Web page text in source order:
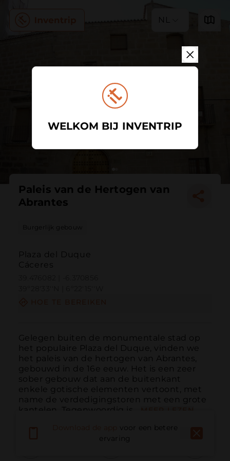
NL
Paleis van de Hertogen van
Abrantes
Burgerlijk gebouw
Plaza del Duque
Cáceres
Gelegen buiten de monumentale stad op
het populaire Plaza del Duque, vinden we
het paleis van de hertogen van Abrantes,
gebouwd in de 16e eeuw. Het is een zeer
sober gebouw dat aan de buitenkant
enkele gotische elementen vertoont, met
name de verdedigingstoren met een grote
kantelen. Tegenwoordig is...
voor een betere
ervaring
WELKOM BIJ INVENTRIP